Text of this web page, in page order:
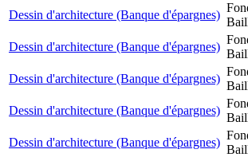
Dessin d'architecture (Banque d'épargnes)
Dessin d'architecture (Banque d'épargnes)
Dessin d'architecture (Banque d'épargnes)
Dessin d'architecture (Banque d'épargnes)
Dessin d'architecture (Banque d'épargnes)